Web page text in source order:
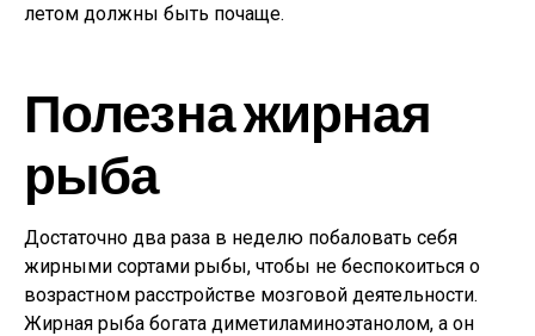
летом должны быть почаще.
Полезна жирная
рыба
Достаточно два раза в неделю побаловать себя
жирными сортами рыбы, чтобы не беспокоиться о
возрастном расстройстве мозговой деятельности.
Жирная рыба богата диметиламиноэтанолом, а он